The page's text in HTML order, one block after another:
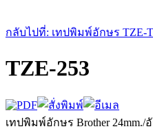
กลับไปที่: เทปพิมพ์อักษร TZE-
TZE-253
เทปพิมพ์อักษร Brother